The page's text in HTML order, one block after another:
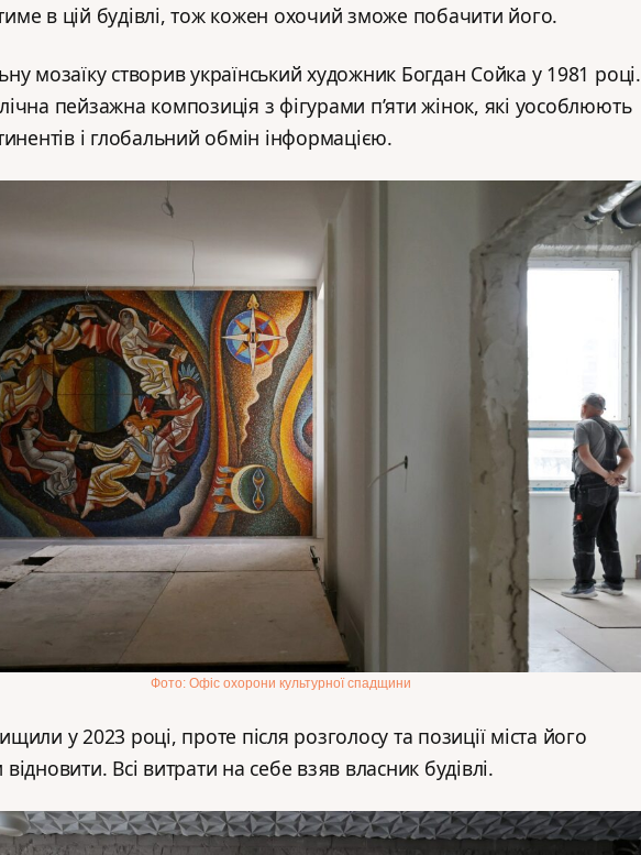
в цій будівлі, тож кожен охочий зможе побачити його.
мозаїку створив український художник Богдан Сойка у 1981 році.
пейзажна композиція з фігурами п’яти жінок, які уособлюють
і глобальний обмін інформацією.
Фото: Офіс охорони культурної спадщини
у 2023 році, проте після розголосу та позиції міста його
Всі витрати на себе взяв власник будівлі.